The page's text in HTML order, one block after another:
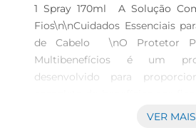
1 Spray 170ml  A Solução
Fios\n\nCuidados Essenciais
de Cabelo  \nO Protetor
Multibenefícios é um
desenvolvido para
busca praticidade e VER MAIS